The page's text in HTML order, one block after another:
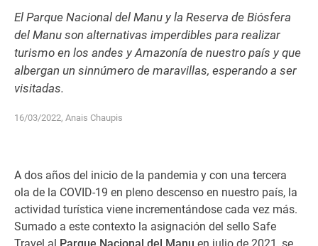
El Parque Nacional del Manu y la Reserva de Biósfera
del Manu son alternativas imperdibles para realizar
turismo en los andes y Amazonía de nuestro país y que
albergan un sinnúmero de maravillas, esperando a ser
visitadas.
16/03/2022, Anais Chaupis
A dos años del inicio de la pandemia y con una tercera
ola de la COVID-19 en pleno descenso en nuestro país, la
actividad turística viene incrementándose cada vez más.
Sumado a este contexto la asignación del sello Safe